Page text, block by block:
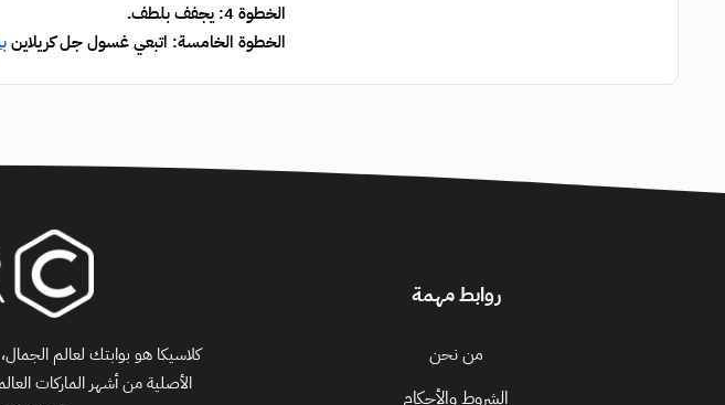
الخطوة 4: يجفف بلطف.
الخطوة الخامسة: اتبعيغسول جل كريلاين
روابط مهمة
من نحن
الشروط والأحكام
كلاسيكا هو بوابتك لعالم
الأصلية من أشهر الماركات